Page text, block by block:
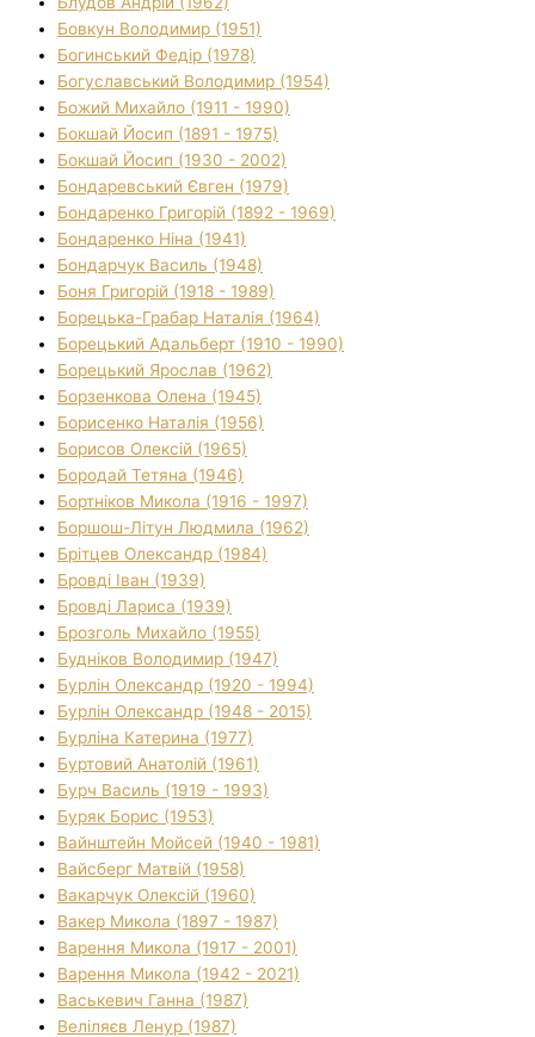
Бовкун Володимир (1951)
Богинський Федір (1978)
Богуславський Володимир (1954)
Божий Михайло (1911 - 1990)
Бокшай Йосип (1891 - 1975)
Бокшай Йосип (1930 - 2002)
Бондаревський Євген (1979)
Бондаренко Григорій (1892 - 1969)
Бондаренко Ніна (1941)
Бондарчук Василь (1948)
Боня Григорій (1918 - 1989)
Борецька-Грабар Наталія (1964)
Борецький Адальберт (1910 - 1990)
Борецький Ярослав (1962)
Борзенкова Олена (1945)
Борисенко Наталія (1956)
Борисов Олексій (1965)
Бородай Тетяна (1946)
Бортніков Микола (1916 - 1997)
Боршош-Літун Людмила (1962)
Брітцев Олександр (1984)
Бровді Іван (1939)
Бровді Лариса (1939)
Брозголь Михайло (1955)
Будніков Володимир (1947)
Бурлін Олександр (1920 - 1994)
Бурлін Олександр (1948 - 2015)
Бурліна Катерина (1977)
Буртовий Анатолій (1961)
Бурч Василь (1919 - 1993)
Буряк Борис (1953)
Вайнштейн Мойсей (1940 - 1981)
Вайсберг Матвій (1958)
Вакарчук Олексій (1960)
Вакер Микола (1897 - 1987)
Варення Микола (1917 - 2001)
Варення Микола (1942 - 2021)
Васькевич Ганна (1987)
Веліляєв Ленур (1987)